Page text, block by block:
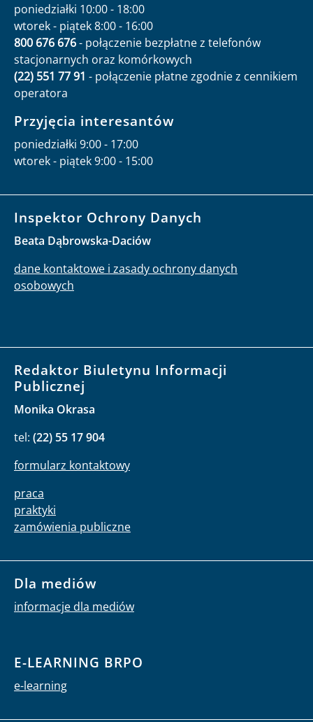
poniedziałki 10:00 - 18:00
wtorek - piątek 8:00 - 16:00
800 676 676- połączenie bezpłatne z telefonów
stacjonarnych oraz komórkowych
(22) 551 77 91 - połączenie płatne zgodnie z cennikiem
operatora
Przyjęcia interesantów
poniedziałki 9:00 - 17:00
wtorek - piątek 9:00 - 15:00
Inspektor Ochrony Danych
Beata Dąbrowska-Daciów
dane kontaktowe i zasady ochrony danych
osobowych
Redaktor Biuletynu Informacji
Publicznej
Monika Okrasa
tel: (22) 55 17 904
formularz kontaktowy
praca
praktyki
zamówienia publiczne
Dla mediów
informacje dla mediów
E-LEARNING BRPO
e-learning